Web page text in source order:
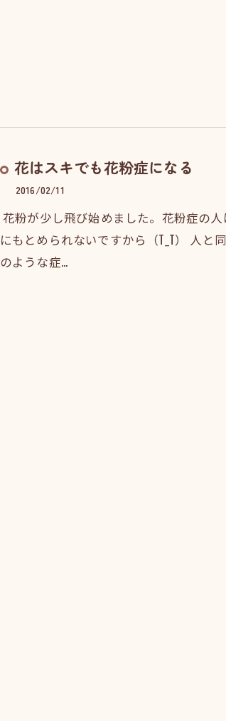
花はスキでも花粉症になる
2016/02/11
花粉が少し飛び始めました。花粉症の
にもとめられないですから（T_T） 人
のような症…